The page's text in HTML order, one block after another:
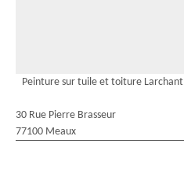
Peinture sur tuile et toiture Larchant
30 Rue Pierre Brasseur
77100 Meaux